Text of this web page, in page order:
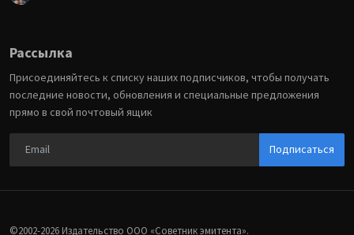
Рассылка
Присоединяйтесь к списку наших подписчиков, чтобы получать
последние новости, обновления и специальные предложения
прямо в свой почтовый ящик
Подписаться
©2002-2026 Издательство ООО «‎Советник эмитента».